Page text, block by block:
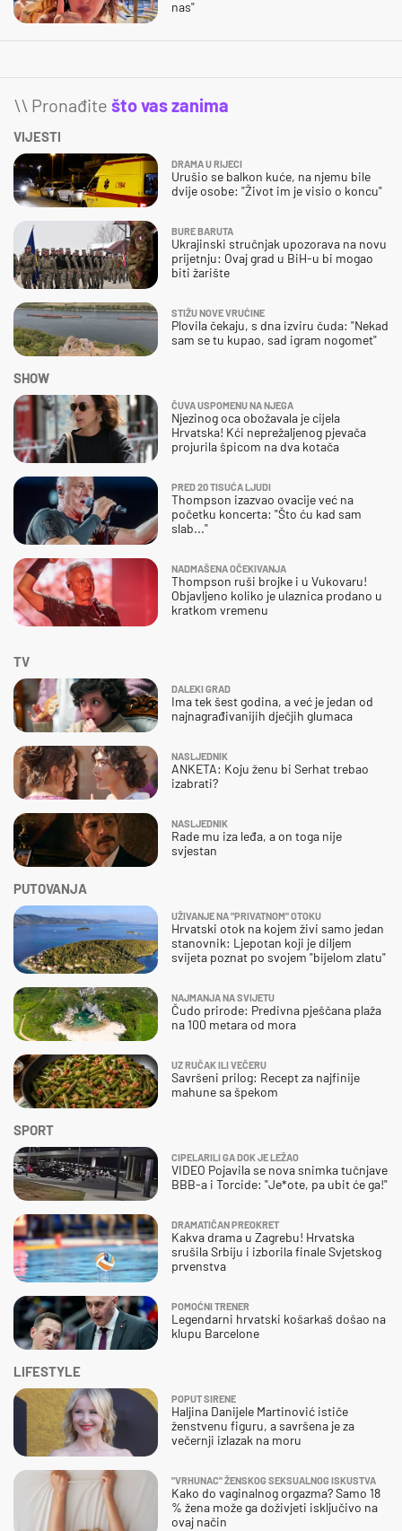
nas"
\\ Pronađite što vas zanima
VIJESTI
DRAMA U RIJECI
Urušio se balkon kuće, na njemu bile
dvije osobe: "Život im je visio o koncu"
BURE BARUTA
Ukrajinski stručnjak upozorava na novu
prijetnju: Ovaj grad u BiH-u bi mogao
biti žarište
STIŽU NOVE VRUĆINE
Plovila čekaju, s dna izviru čuda: "Nekad
sam se tu kupao, sad igram nogomet"
SHOW
ČUVA USPOMENU NA NJEGA
Njezinog oca obožavala je cijela
Hrvatska! Kći neprežaljenog pjevača
projurila špicom na dva kotača
PRED 20 TISUĆA LJUDI
Thompson izazvao ovacije već na
početku koncerta: "Što ću kad sam
slab..."
NADMAŠENA OČEKIVANJA
Thompson ruši brojke i u Vukovaru!
Objavljeno koliko je ulaznica prodano u
kratkom vremenu
SPORT
CIPELARILI GA DOK JE LEŽAO
VIDEO Pojavila se nova snimka tučnjave
BBB-a i Torcide: "Je*ote, pa ubit će ga!"
DRAMATIČAN PREOKRET
Kakva drama u Zagrebu! Hrvatska
srušila Srbiju i izborila finale Svjetskog
prvenstva
POMOĆNI TRENER
Legendarni hrvatski košarkaš došao na
klupu Barcelone
TV
DALEKI GRAD
Ima tek šest godina, a već je jedan od
najnagrađivanijih dječjih glumaca
NASLJEDNIK
ANKETA: Koju ženu bi Serhat trebao
izabrati?
NASLJEDNIK
Rade mu iza leđa, a on toga nije
svjestan
PUTOVANJA
UŽIVANJE NA "PRIVATNOM" OTOKU
Hrvatski otok na kojem živi samo jedan
stanovnik: Ljepotan koji je diljem
svijeta poznat po svojem "bijelom zlatu"
NAJMANJA NA SVIJETU
Čudo prirode: Predivna pješčana plaža
na 100 metara od mora
UZ RUČAK ILI VEČERU
Savršeni prilog: Recept za najfinije
mahune sa špekom
LIFESTYLE
POPUT SIRENE
Haljina Danijele Martinović ističe
ženstvenu figuru, a savršena je za
večernji izlazak na moru
"VRHUNAC" ŽENSKOG SEKSUALNOG ISKUSTVA
Kako do vaginalnog orgazma? Samo 18
% žena može ga doživjeti isključivo na
ovaj način